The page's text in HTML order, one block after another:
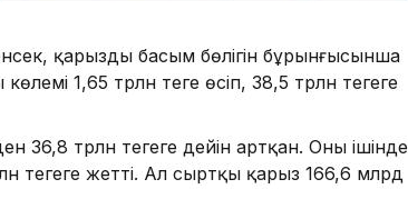
қарыздың басым бөлігін бұрынғысынша
1,65 трлн теңге өсіп, 38,5 трлн теңгеге
36,8 трлн теңгеге дейін артқан. Оның ішінде
теңгеге жетті. Ал сыртқы қарыз 166,6 млрд